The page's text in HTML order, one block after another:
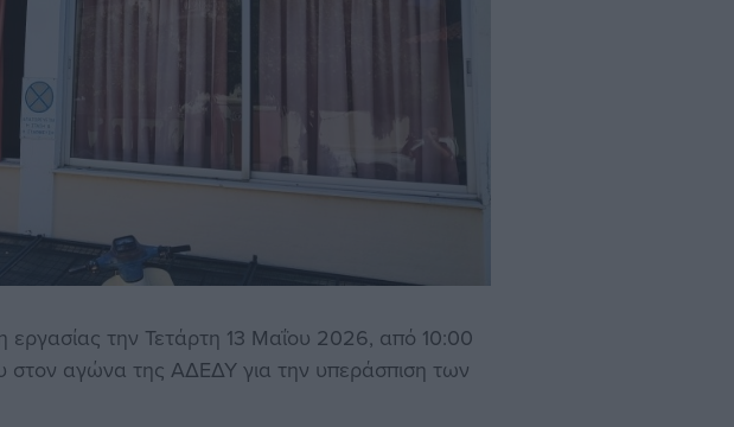
εργασίας την Τετάρτη 13 Μαΐου 2026, από 10:00
αγώνα της ΑΔΕΔΥ για την υπεράσπιση των